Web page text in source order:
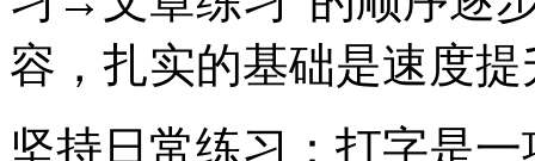
容，扎实的基础是速度
坚持日常练习：打字是